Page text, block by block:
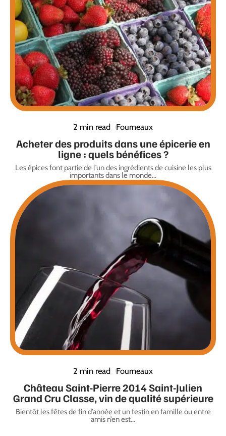
2 min read Fourneaux
Acheter des produits dans une épicerie en
ligne : quels bénéfices ?
Les épices font partie de l’un des ingrédients de cuisine les plus
importants dans le monde…
2 min read Fourneaux
Château Saint-Pierre 2014 Saint-Julien
Grand Cru Classe, vin de qualité supérieure
Bientôt les fêtes de fin d’année et un festin en famille ou entre
amis n’en est…